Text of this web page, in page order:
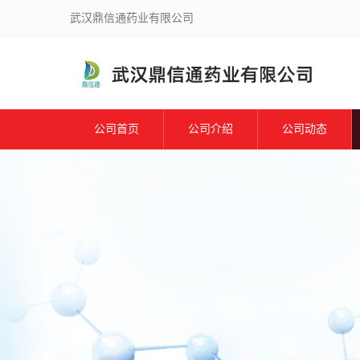
武汉鼎信通药业有限公司
公司首页 公司介绍 公司动态